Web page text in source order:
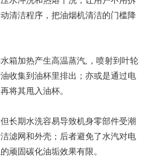
清洁程序，把油烟机清洁的门槛降
加热产生高温蒸汽,，喷射到叶轮
收集到油杯里排出；亦或是通过电
将其甩入油杯。
期水洗容易导致机身零部件受潮
滤网和外壳；后者避免了水汽对电
顽固碳化油垢效果有限。